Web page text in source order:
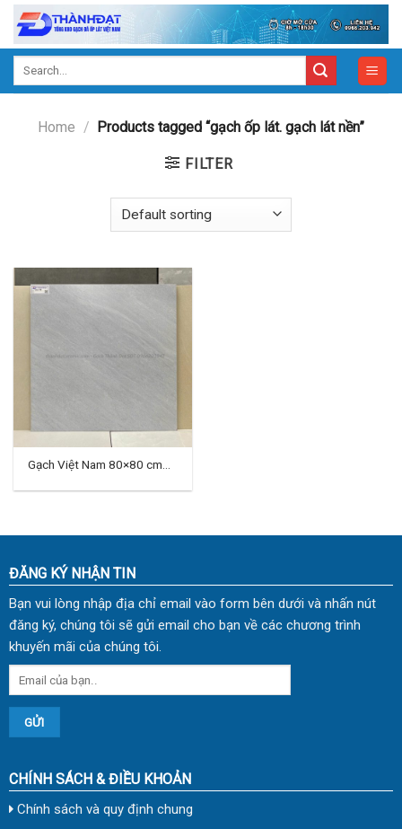
Skip
content
Home / Products tagged “gạch ốp lát. gạch lát nền”
FILTER
Gạch Việt Nam 80×80 cm
ĐĂNG KÝ NHẬN TIN
Bạn vui lòng nhập địa chỉ email vào form bên dưới và nhấn nút
đăng ký, chúng tôi sẽ gửi email cho bạn về các chương trình
khuyến mãi của chúng tôi.
CHÍNH SÁCH & ĐIỀU KHOẢN
Chính sách và quy định chung